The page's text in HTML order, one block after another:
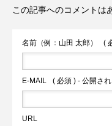
この記事へのコメントは
名前（例：山田 太郎） (
E-MAIL ( 必須 ) - 公開さ
URL